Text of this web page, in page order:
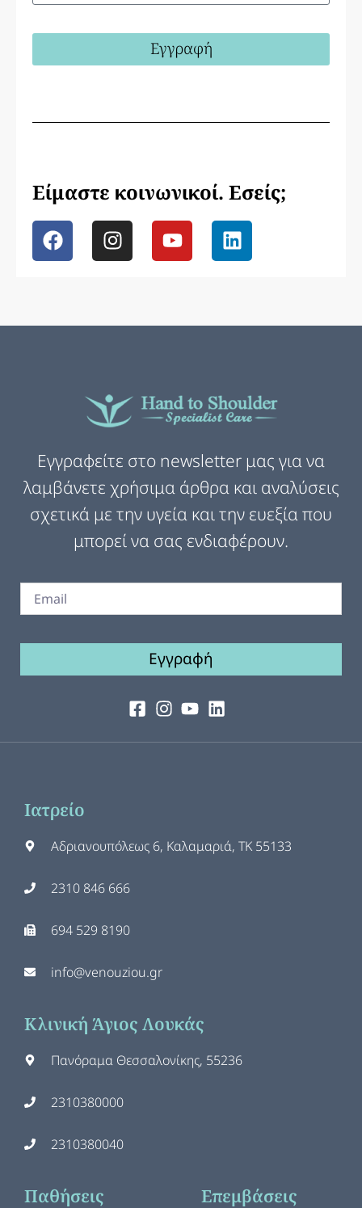
Εγγραφή
Είμαστε κοινωνικοί. Εσείς;
Εγγραφείτε στο newsletter μας για να
λαμβάνετε χρήσιμα άρθρα και αναλύσεις
σχετικά με την υγεία και την ευεξία που
μπορεί να σας ενδιαφέρουν.
Εγγραφή
Ιατρείο
Αδριανουπόλεως 6, Καλαμαριά, ΤΚ 55133
2310 846 666
694 529 8190
info@venouziou.gr
Κλινική Άγιος Λουκάς
Πανόραμα Θεσσαλονίκης, 55236
2310380000
2310380040
Παθήσεις Επεμβάσεις